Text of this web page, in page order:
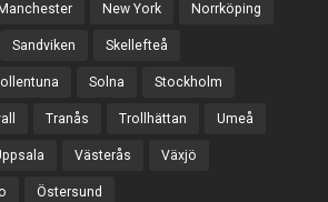
Manchester New York Norrköping
Sandviken Skellefteå
Solna Stockholm
Tranås Trollhättan Umeå
Västerås Växjö
Östersund